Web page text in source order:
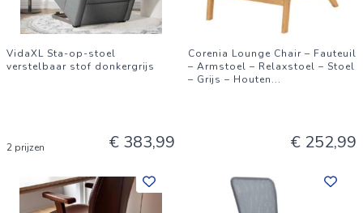
VidaXL Sta-op-stoel
verstelbaar stof donkergrijs
2 prijzen € 383,99
Corenia Lounge Chair – Fauteuil
– Armstoel – Relaxstoel – Stoel
– Grijs – Houten...
€ 252,99